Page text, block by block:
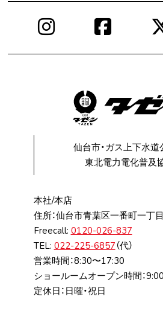
Instagram
仙台市・ガス上下水道
東北電力電化普及
本社/本店
住所：仙台市⻘葉区⼀番町⼀丁
Freecall: 0120-026-837
TEL: 022-225-6857 （代）
営業時間：8:30〜17:30
ショールームオープン時間：
定休日：日曜・祝日